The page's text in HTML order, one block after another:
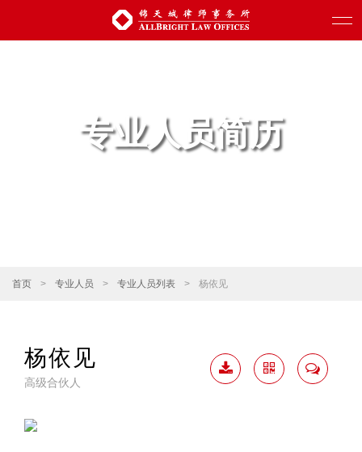
专业人员简历
首页 > 专业人员 > 专业人员列表 > 杨依见
杨依见
高级合伙人